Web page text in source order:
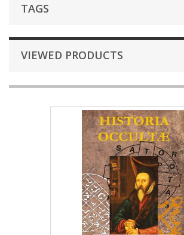
TAGS
VIEWED PRODUCTS